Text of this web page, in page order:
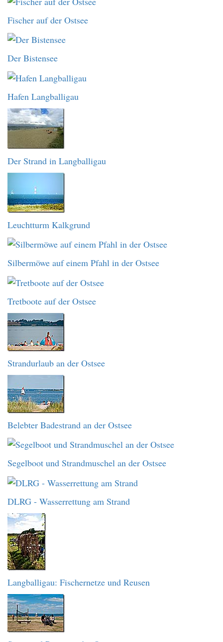
Fischer auf der Ostsee
Der Bistensee
Hafen Langballigau
Der Strand in Langballigau
Leuchtturm Kalkgrund
Silbermöwe auf einem Pfahl in der Ostsee
Tretboote auf der Ostsee
Strandurlaub an der Ostsee
Belebter Badestrand an der Ostsee
Segelboot und Strandmuschel an der Ostsee
DLRG - Wasserrettung am Strand
Langballigau: Fischernetze und Reusen